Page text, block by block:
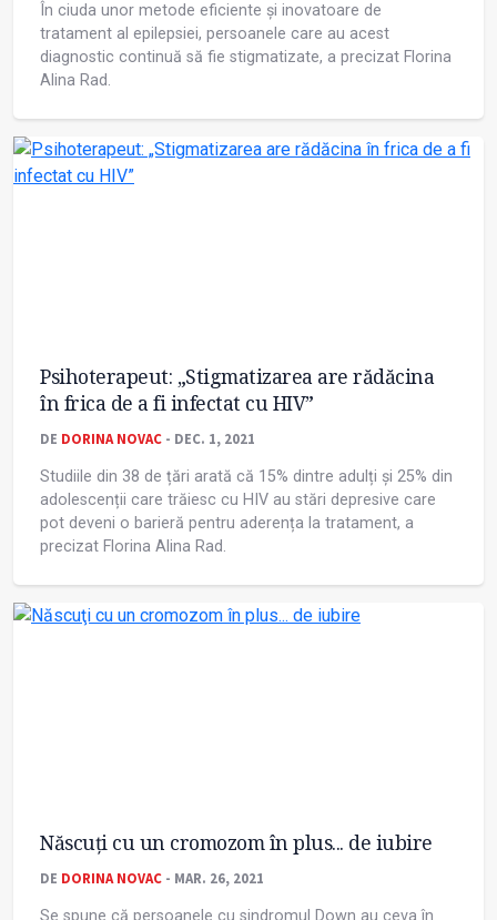
În ciuda unor metode eficiente și inovatoare de
tratament al epilepsiei, persoanele care au acest
diagnostic continuă să fie stigmatizate, a precizat Florina
Alina Rad.
Psihoterapeut: „Stigmatizarea are rădăcina
în frica de a fi infectat cu HIV”
DE DORINA NOVAC - DEC. 1, 2021
Studiile din 38 de țări arată că 15% dintre adulți și 25% din
adolescenții care trăiesc cu HIV au stări depresive care
pot deveni o barieră pentru aderența la tratament, a
precizat Florina Alina Rad.
Născuţi cu un cromozom în plus... de iubire
DE DORINA NOVAC - MAR. 26, 2021